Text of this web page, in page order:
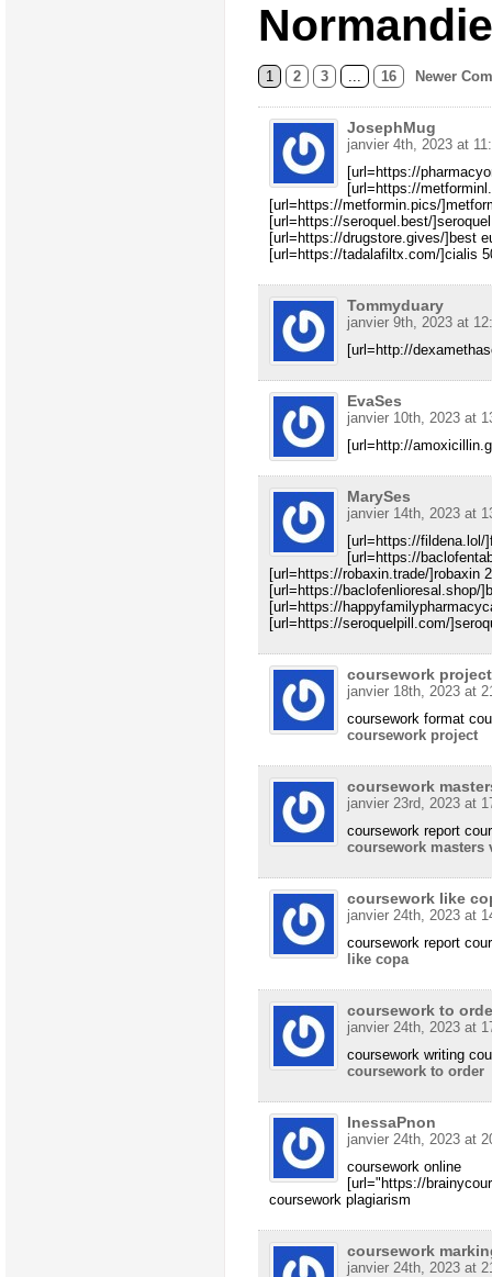
1 2 3 16 Newer
JosephMug
janvier 4th, 2023 at
[url=https://
[url=https://
[url=https://metformin.pics/
[url=https://seroquel.best/
[url=https://drugstore.gives/]best
[url=https://tadalafiltx.com/]cialis
Tommyduary
janvier 9th, 2023 at
[url=http://
EvaSes
janvier 10th, 2023 at
[url=http://
MarySes
janvier 14th, 2023 at
[url=https://fildena.lol/
[url=https://
[url=https://robaxin.trade/]robaxin
[url=https://baclofenlioresal.shop/
[url=https://
[url=https://seroquelpill.com/
coursework project
janvier 18th, 2023 at
coursework format
coursework project
coursework
janvier 23rd, 2023 at
coursework report
coursework masters
coursework like
janvier 24th, 2023 at
coursework report
like copa
coursework to
janvier 24th, 2023 at
coursework writing
coursework to order
InessaPnon
janvier 24th, 2023 at
coursework online
[url="https://
coursework plagiarism
coursework
janvier 24th, 2023 at